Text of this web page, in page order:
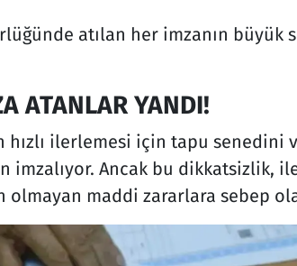
atılan her imzanın büyük
ATANLAR YANDI!
hızlı ilerlemesi için tapu senedini
imzalıyor. Ancak bu dikkatsizlik,
olmayan maddi zararlara sebep